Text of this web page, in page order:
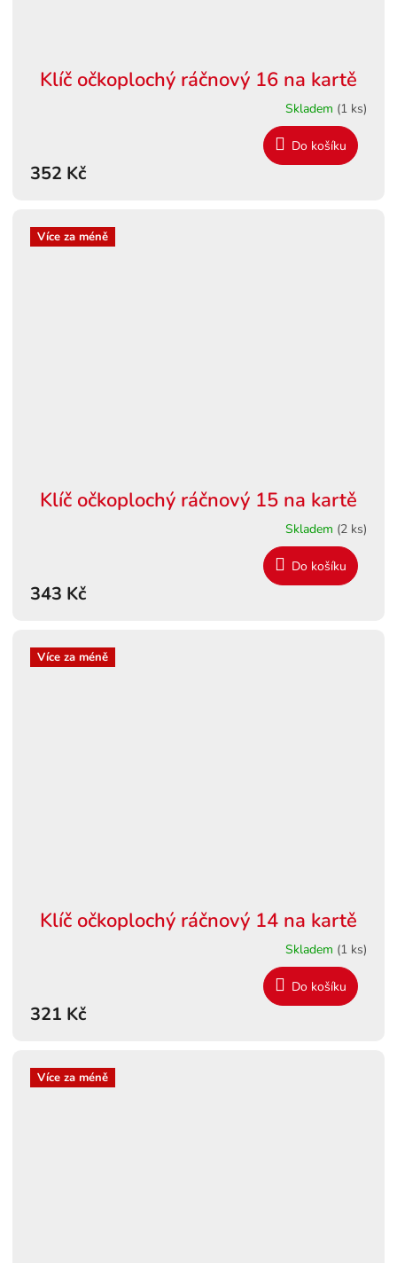
Klíč očkoplochý ráčnový 16 na kartě
Skladem (1 ks)
352 Kč
Do košíku
Více za méně
Klíč očkoplochý ráčnový 15 na kartě
Skladem (2 ks)
343 Kč
Do košíku
Více za méně
Klíč očkoplochý ráčnový 14 na kartě
Skladem (1 ks)
321 Kč
Do košíku
Více za méně